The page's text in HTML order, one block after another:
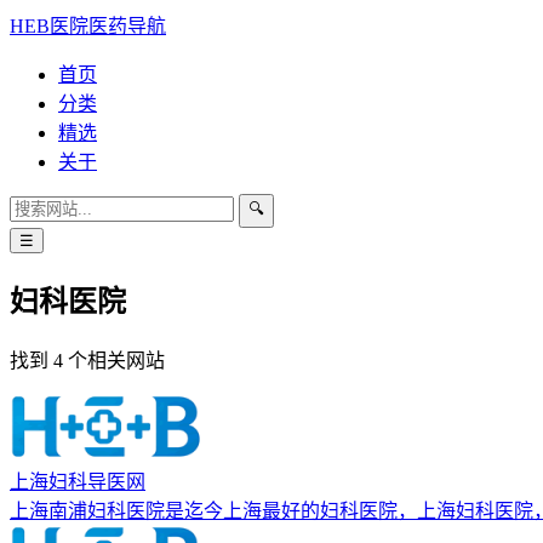
HEB医院医药导航
首页
分类
精选
关于
🔍
☰
妇科医院
找到 4 个相关网站
上海妇科导医网
上海南浦妇科医院是迄今上海最好的妇科医院，上海妇科医院